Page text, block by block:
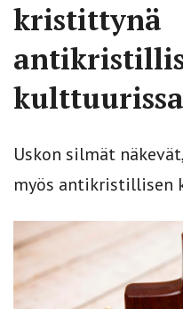
kristittynä
Uskon silmät
myös antikristillisen